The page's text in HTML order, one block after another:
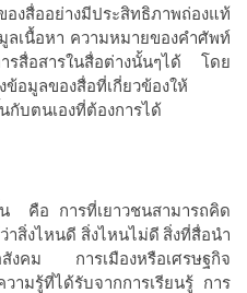
งสื่ออย่างมีประสิทธิภาพถ่องแท้
ลเนื้อหา ความหมายของคำศัพท์
รสื่อสารในสื่อต่างนั้นๆได้
โดย
ข้อมูลของสื่อที่เกี่ยวข้องให้
กับตนเองที่ต้องการได้
คือ
การที่เยาวชนสามารถคิด
าสิ่งไหนดี สิ่งไหนไม่ดี สิ่งที่สื่อนำ
งคม
การเมืองหรือเศรษฐกิจ
ามรู้ที่ได้รับจากการเรียนรู้ การ